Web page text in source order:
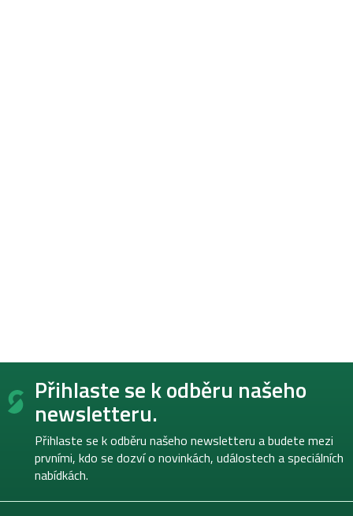
Z
Přihlaste se k odběru našeho
newsletteru.
Přihlaste se k odběru našeho newsletteru a budete mezi
prvními, kdo se dozví o novinkách, událostech a speciálních
nabídkách.